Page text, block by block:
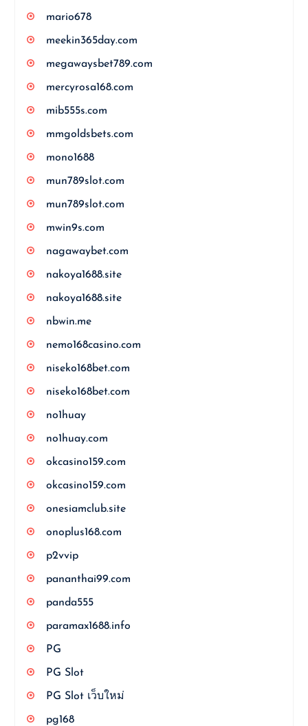
mario678
meekin365day.com
megawaysbet789.com
mercyrosa168.com
mib555s.com
mmgoldsbets.com
mono1688
mun789slot.com
mun789slot.com
mwin9s.com
nagawaybet.com
nakoya1688.site
nakoya1688.site
nbwin.me
nemo168casino.com
niseko168bet.com
niseko168bet.com
no1huay
no1huay.com
okcasino159.com
okcasino159.com
onesiamclub.site
onoplus168.com
p2vvip
pananthai99.com
panda555
paramax1688.info
PG
PG Slot
PG Slot เว็บใหม่
pg168